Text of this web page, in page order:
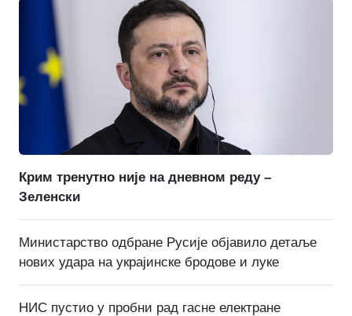
Крим тренутно није на дневном реду –
Зеленски
Министарство одбране Русије објавило детаље
нових удара на украјинске бродове и луке
НИС пустио у пробни рад гасне електране